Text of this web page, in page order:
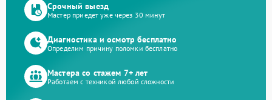
Срочный выезд
Мастер приедет уже через 30 минут
Диагностика и осмотр бесплатно
Определим причину поломки бесплатно
Мастера со стажем 7+ лет
Работаем с техникой любой сложности